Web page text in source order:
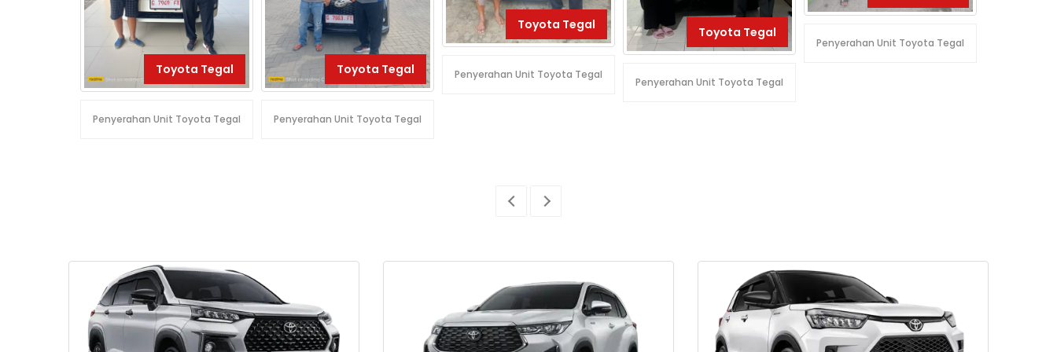
Toyota Tegal
Penyerahan Unit Toyota Tegal
Toyota Tegal
Penyerahan Unit Toyota Tegal
Toyota Tegal
Penyerahan Unit Toyota Tegal
Toyota Tegal
Penyerahan Unit Toyota Tegal
Penyerahan Unit Toyota Tegal